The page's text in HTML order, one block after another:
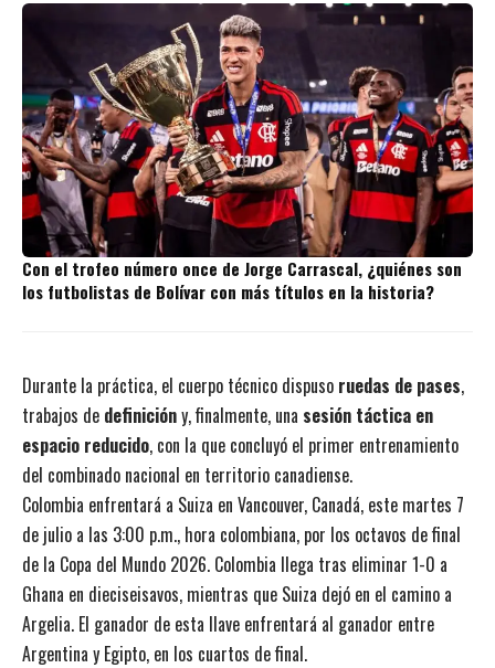
Con el trofeo número once de Jorge Carrascal, ¿quiénes son
los futbolistas de Bolívar con más títulos en la historia?
Durante la práctica, el cuerpo técnico dispuso ruedas de pases,
trabajos de definicióny, finalmente, una sesión táctica en
espacio reducido, con la que concluyó el primer entrenamiento
del combinado nacional en territorio canadiense.
Colombia enfrentará a Suiza en Vancouver, Canadá, este martes 7
de julio a las 3:00 p.m., hora colombiana, por los octavos de final
de la Copa del Mundo 2026. Colombia llega tras eliminar 1-0 a
Ghana en dieciseisavos, mientras que Suiza dejó en el camino a
Argelia. El ganador de esta llave enfrentará al ganador entre
Argentina y Egipto, en los cuartos de final.